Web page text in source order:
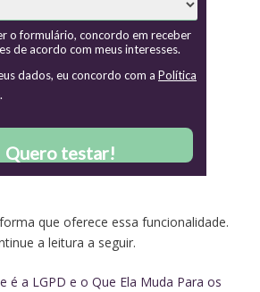
o formulário, concordo em receber
de acordo com meus interesses.
dados, eu concordo com a Política
.
Quero testar!
que oferece essa funcionalidade.
a leitura a seguir.
é a LGPD e o Que Ela Muda Para os